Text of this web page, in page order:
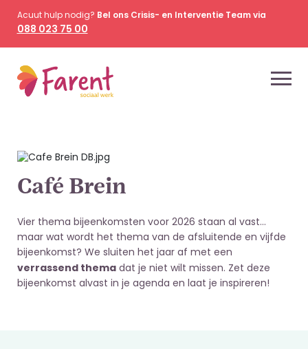
Acuut hulp nodig? Bel ons Crisis- en Interventie Team via
088 023 75 00
Café Brein
Vier thema bijeenkomsten voor 2026 staan al vast…
maar wat wordt het thema van de afsluitende en vijfde
bijeenkomst? We sluiten het jaar af met een
verrassend themadat je niet wilt missen. Zet deze
bijeenkomst alvast in je agenda en laat je inspireren!